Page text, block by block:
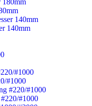
140mm
#1000
#1000